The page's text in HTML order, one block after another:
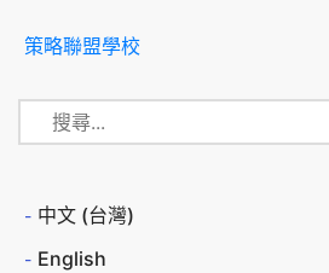
策略聯盟學校
中文 (台灣)
English